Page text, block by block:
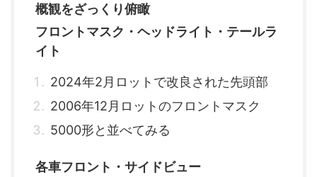
概観をざっくり俯瞰
フロントマスク・ヘッドライト・テールラ
イト
2024年2月ロットで改良された先頭部
2006年12月ロットのフロントマスク
5000形と並べてみる
各車フロント・サイドビュー